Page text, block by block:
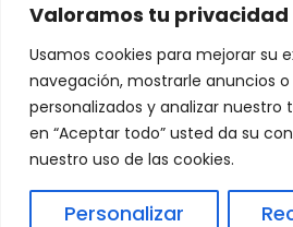
Valoramos tu privacidad
Usamos cookies para mejorar su
navegación, mostrarle anuncios
personalizados y analizar nuestro
en “Aceptar todo” usted da su
nuestro uso de las cookies.
Personalizar
Alimentación
Destacados
Hogar
Salud